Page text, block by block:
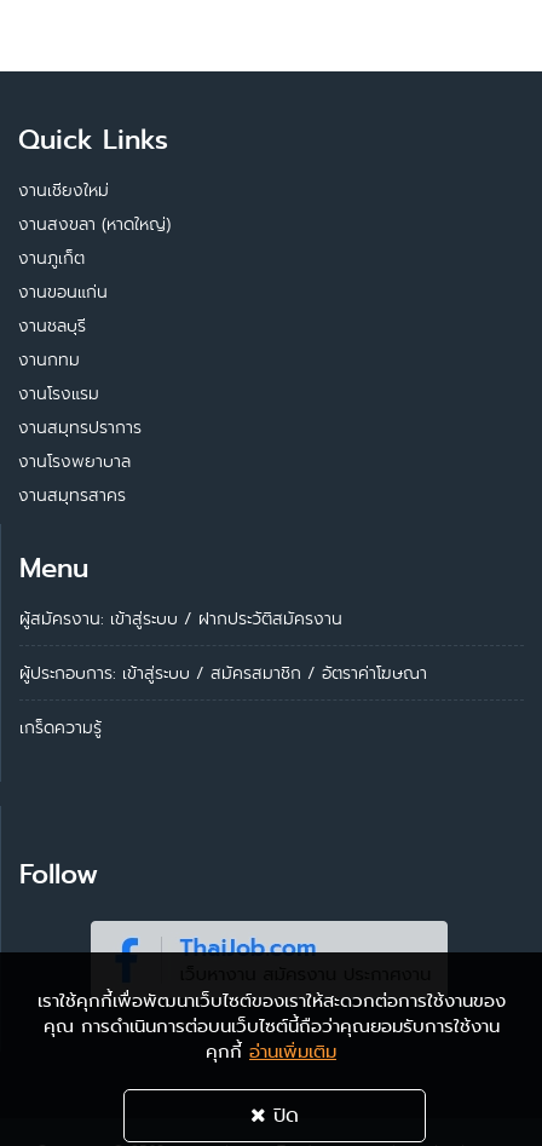
Quick Links
งานเชียงใหม่
งานสงขลา (หาดใหญ่)
งานภูเก็ต
งานขอนแก่น
งานชลบุรี
งานกทม
งานโรงแรม
งานสมุทรปราการ
งานโรงพยาบาล
งานสมุทรสาคร
Menu
ผู้สมัครงาน: เข้าสู่ระบบ / ฝากประวัติสมัครงาน
ผู้ประกอบการ: เข้าสู่ระบบ / สมัครสมาชิก / อัตราค่าโฆษณา
เกร็ดความรู้
Follow
เราใช้คุกกี้เพื่อพัฒนาเว็บไซต์ของเราให้สะดวกต่อการใช้งานของ
คุณ การดำเนินการต่อบนเว็บไซต์นี้ถือว่าคุณยอมรับการใช้งาน
คุกกี้ อ่านเพิ่มเติม
ปิด